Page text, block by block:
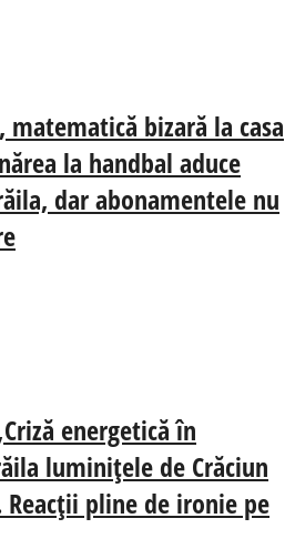
matematică bizară la casa
la handbal aduce
dar abonamentele nu
energetică în
luminițele de Crăciun
Reacții pline de ironie pe